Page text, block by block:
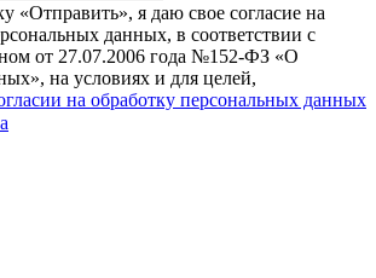
«Отправить», я даю свое согласие на
данных, в соответствии с
от 27.07.2006 года №152-ФЗ «О
на условиях и для целей,
на обработку персональных данных